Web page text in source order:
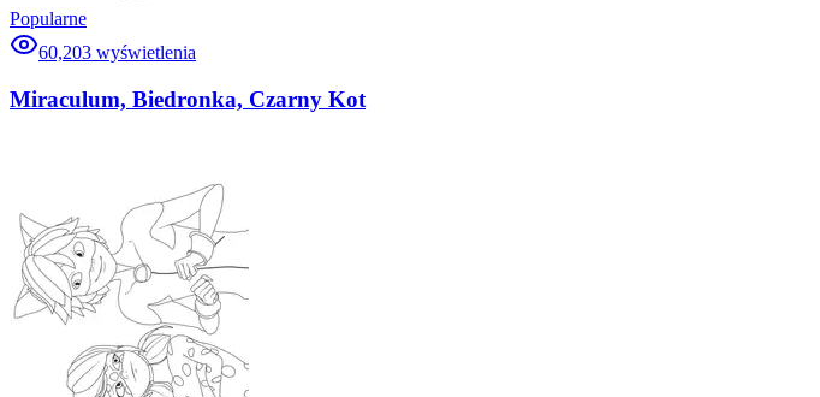
Popularne
60,203 wyświetlenia
Miraculum, Biedronka, Czarny Kot